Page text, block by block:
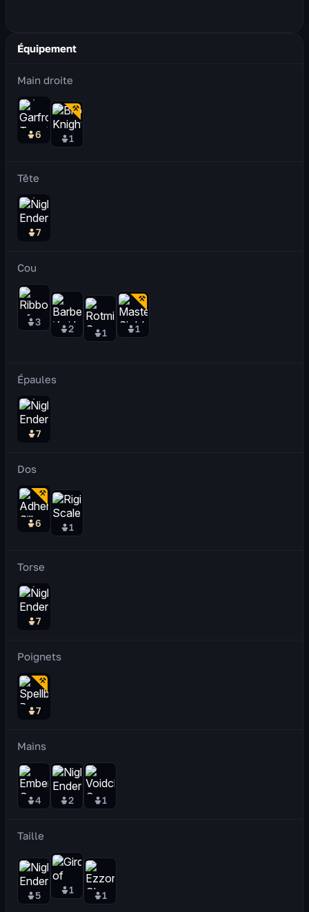
Équipement
Main droite
6 1
Tête
7
Cou
3
2 1 1
Épaules
7
Dos
6 1
Torse
7
Poignets
7
Mains
4 2 1
Taille
5 1 1